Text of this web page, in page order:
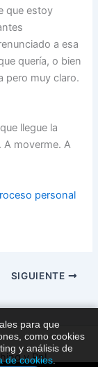
que estoy
a esa
quería, o bien
pero muy claro.
llegue la
A moverme. A
personal
SIGUIENTE
y Pnl
para que
como cookies
y análisis de
de cookies.